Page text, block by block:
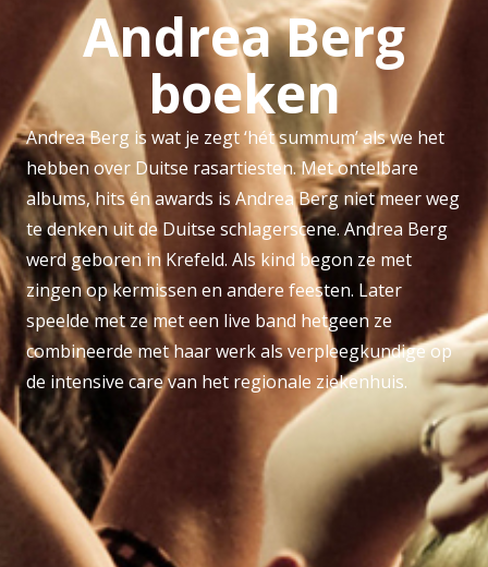
Andrea Berg
boeken
Andrea Berg is wat je zegt ‘hét summum’ als we het
hebben over Duitse rasartiesten. Met ontelbare
albums, hits én awards is Andrea Berg niet meer weg
te denken uit de Duitse schlagerscene. Andrea Berg
werd geboren in Krefeld. Als kind begon ze met
zingen op kermissen en andere feesten. Later
speelde met ze met een live band hetgeen ze
combineerde met haar werk als verpleegkundige op
de intensive care van het regionale ziekenhuis.